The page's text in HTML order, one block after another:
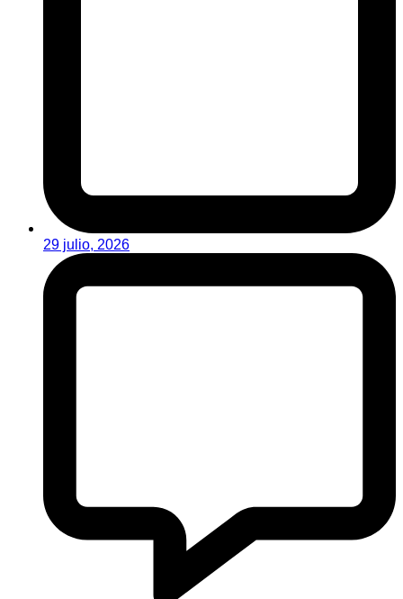
29 julio, 2026